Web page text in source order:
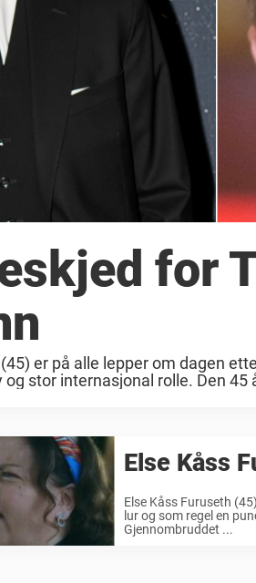
for
er på alle lepper om dagen
stor internasjonal rolle. Den 45
Else Kåss
Else Kåss Furuseth
lur og som regel en
Gjennombruddet ...